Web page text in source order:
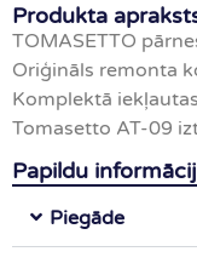
Produkta
TOMASETTO
Oriģināls remonta
Komplektā
Tomasetto AT-09
Papildu
Piegāde